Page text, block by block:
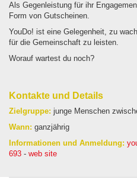
Als Gegenleistung für ihr
Form von Gutscheinen.
YouDo! ist eine Gelegenheit, zu
für die Gemeinschaft zu leisten.
Worauf wartest du noch?
Kontakte und Details
Zielgruppe: junge Menschen
Wann: ganzjährig
Informationen und Anmeldung:
693 - web site